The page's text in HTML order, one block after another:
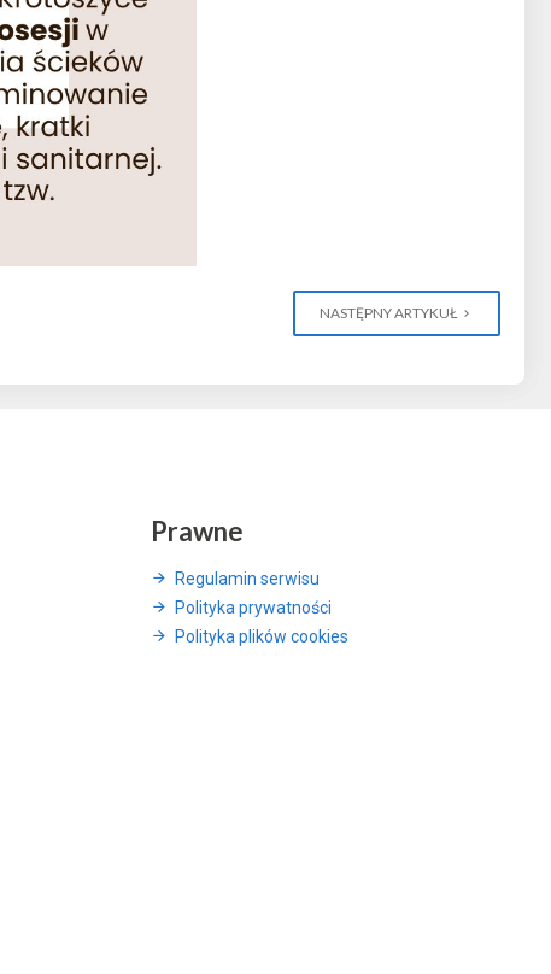
NASTĘPNY ARTYKUŁ
Prawne
Regulamin serwisu
Polityka prywatności
Polityka plików cookies